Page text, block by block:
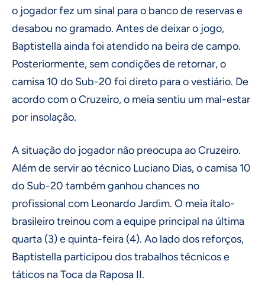
o jogador fez um sinal para o banco de reservas e
desabou no gramado. Antes de deixar o jogo,
Baptistella ainda foi atendido na beira de campo.
Posteriormente, sem condições de retornar, o
camisa 10 do Sub-20 foi direto para o vestiário. De
acordo com o Cruzeiro, o meia sentiu um mal-estar
por insolação.
A situação do jogador não preocupa ao Cruzeiro.
Além de servir ao técnico Luciano Dias, o camisa 10
do Sub-20 também ganhou chances no
profissional com Leonardo Jardim. O meia ítalo-
brasileiro treinou com a equipe principal na última
quarta (3) e quinta-feira (4). Ao lado dos reforços,
Baptistella participou dos trabalhos técnicos e
táticos na Toca da Raposa II.